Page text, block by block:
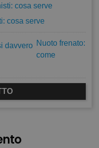
cosa serve
Nuoto frenato:
come